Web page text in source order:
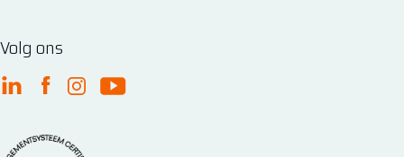
Volg ons
FME Linkedin
FME Facebook
FME Instagram
FME Youtube